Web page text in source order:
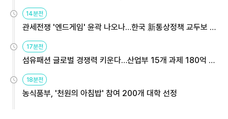
14분전
관세전쟁 '엔드게임' 윤곽 나오나…한국 新통상정책 교두보 활
용해야
17분전
섬유패션 글로벌 경쟁력 키운다…산업부 15개 과제 180억 지
원
18분전
농식품부, '천원의 아침밥' 참여 200개 대학 선정